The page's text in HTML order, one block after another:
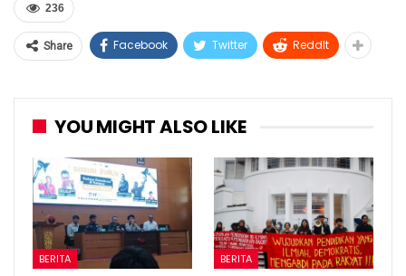
236
Share Facebook Twitter ReddIt
YOU MIGHT ALSO LIKE
BERITA BERITA